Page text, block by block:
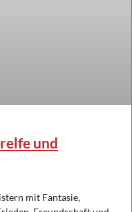
und
mit Fantasie,